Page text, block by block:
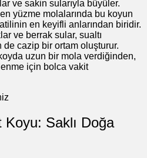
ve sakin sularıyla büyüler.
yüzme molalarında bu koyun
en keyifli anlarından biridir.
ve berrak sular, sualtı
de cazip bir ortam oluşturur.
uzun bir mola verdiğinden,
için bolca vakit
Saklı Doğa